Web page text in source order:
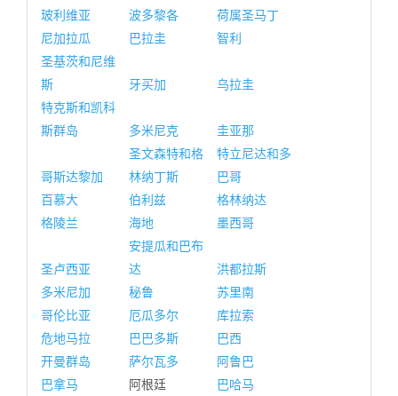
玻利维亚
波多黎各
荷属圣马丁
尼加拉瓜
巴拉圭
智利
圣基茨和尼维
斯
牙买加
乌拉圭
特克斯和凯科
斯群岛
多米尼克 圭亚那
哥斯达黎加
圣文森特和格
林纳丁斯
特立尼达和多
巴哥
百慕大
伯利兹
格林纳达
格陵兰
海地 墨西哥
圣卢西亚
安提瓜和巴布
达
洪都拉斯
多米尼加
秘鲁
苏里南
哥伦比亚
厄瓜多尔
库拉索
危地马拉
巴巴多斯
巴西
开曼群岛
萨尔瓦多
阿鲁巴
巴拿马
阿根廷
巴哈马